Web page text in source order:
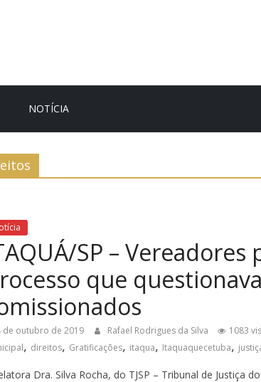
NOTÍCIA
SP –
que
de outubro de 2019 Rafael Rodrigues da Silva 1083
, direitos, Gratificações, itaqua, Itaquaquecetuba,
Dra. Silva Rocha, do TJSP – Tribunal de Justiça